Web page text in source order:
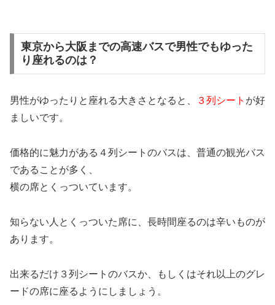
東京から大阪までの高速バスで男性でもゆった
り座れるのは？
男性がゆったりと座れる大きさとなると、 ３列シート が好
ましいです。
価格的に魅力がある４列シートのバスは、普通の観光バス
であることが多く、
横の席とくっついています。
知らない人とくっついた席に、長時間座るのは辛いものが
あります。
出来るだけ３列シートのバスか、もしくはそれ以上のグレ
ードの席に座るようにしましょう。